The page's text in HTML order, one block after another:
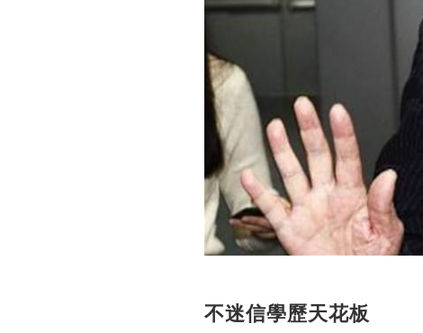
不迷信學歷天花板